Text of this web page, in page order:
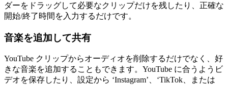
ダーをドラッグして必要なクリップだけを残したり、正確な
開始/終了時間を入力するだけです。
音楽を追加して共有
YouTube クリップからオーディオを削除するだけでなく、好
きな音楽を追加することもできます。YouTube に合うようビ
デオを保存したり、設定から ‘Instagram’、‘TikTok、または